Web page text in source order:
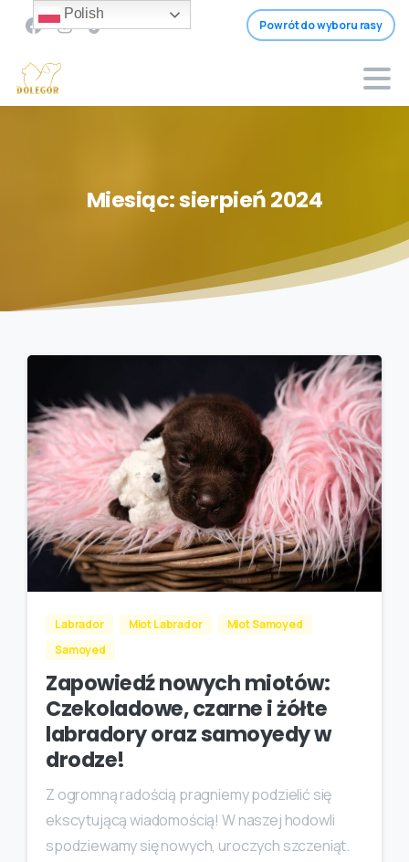
Powrót do wyboru rasy
Miesiąc:sierpień2024
Labrador Miot Labrador
Miot Samoyed
Samoyed
Zapowiedź nowych miotów:
Czekoladowe, czarne i żółte
labradory oraz samoyedy w
drodze!
Z ogromną radością pragniemy podzielić się
ekscytującą wiadomością! W naszej hodowli
spodziewamy się nowych, uroczych szczeniąt.
Polish